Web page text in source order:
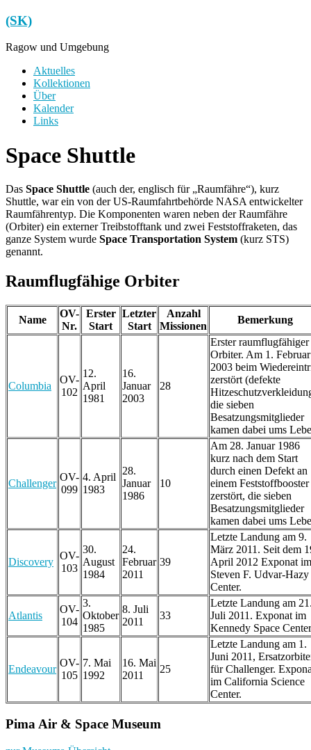
Zum
Inhalt
springen
(SK)
Ragow und Umgebung
Menü
Aktuelles
Kollektionen
Über
Kalender
Links
Space Shuttle
Das Space Shuttle (auch der, englisch für „Raumfähre“), kurz
Shuttle, war ein von der US-Raumfahrtbehörde NASA entwickelter
Raumfährentyp. Die Komponenten waren neben der Raumfähre
(Orbiter) ein externer Treibstofftank und zwei Feststoffraketen, das
ganze System wurde Space Transportation System (kurz STS)
genannt.
Raumflugfähige Orbiter
Name
OV-
Nr.
Erster
Start
Letzter
Start
Anzahl
Missionen
Bemerkung
Columbia
OV-
102
12.
April
1981
16.
Januar
2003
28
Erster raumflugfähiger
Orbiter. Am 1. Februar
2003 beim
zerstört (defekte
die sieben
Besatzungsmitglieder
kamen dabei ums
Challenger
OV-
099
4. April
1983
28.
Januar
1986
10
Am 28. Januar 1986
kurz nach dem Start
durch einen Defekt an
einem Feststoffbooster
zerstört, die sieben
Besatzungsmitglieder
kamen dabei ums
Discovery
OV-
103
30.
August
1984
24.
Februar
2011
39
Letzte Landung am 9.
März 2011. Seit dem
April 2012 Exponat im
Steven F. Udvar-Hazy
Center.
Atlantis
OV-
104
3.
Oktober
1985
8. Juli
2011
33
Letzte Landung am
Juli 2011. Exponat im
Kennedy Space
Endeavour
OV-
105
7. Mai
1992
16. Mai
2011
25
Letzte Landung am 1.
Juni 2011,
für Challenger.
im California Science
Center.
Pima Air & Space Museum